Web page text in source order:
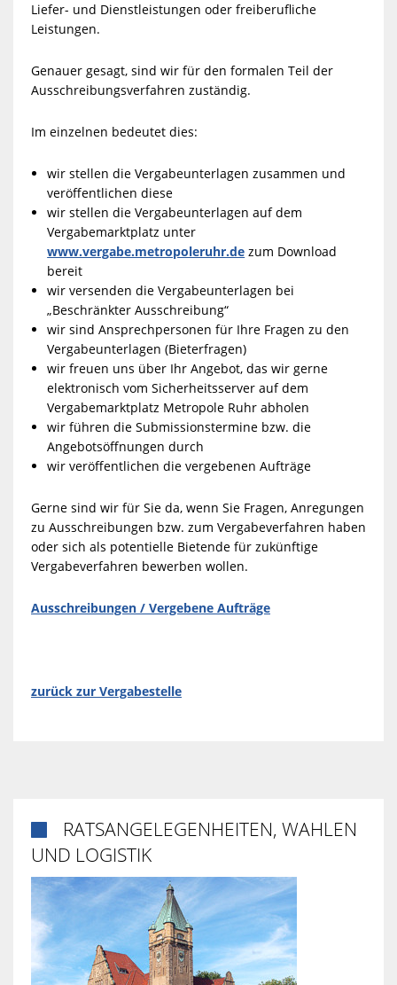
Liefer- und Dienstleistungen oder freiberufliche
Leistungen.
Genauer gesagt, sind wir für den formalen Teil der
Ausschreibungsverfahren zuständig.
Im einzelnen bedeutet dies:
wir stellen die Vergabeunterlagen zusammen und
veröffentlichen diese
wir stellen die Vergabeunterlagen auf dem
Vergabemarktplatz unter
www.vergabe.metropoleruhr.de zum Download
bereit
wir versenden die Vergabeunterlagen bei
„Beschränkter Ausschreibung“
wir sind Ansprechpersonen für Ihre Fragen zu den
Vergabeunterlagen (Bieterfragen)
wir freuen uns über Ihr Angebot, das wir gerne
elektronisch vom Sicherheitsserver auf dem
Vergabemarktplatz Metropole Ruhr abholen
wir führen die Submissionstermine bzw. die
Angebotsöffnungen durch
wir veröffentlichen die vergebenen Aufträge
Gerne sind wir für Sie da, wenn Sie Fragen, Anregungen
zu Ausschreibungen bzw. zum Vergabeverfahren haben
oder sich als potentielle Bietende für zukünftige
Vergabeverfahren bewerben wollen.
Ausschreibungen / Vergebene Aufträge
zurück zur Vergabestelle
RATSANGELEGENHEITEN, WAHLEN
UND LOGISTIK